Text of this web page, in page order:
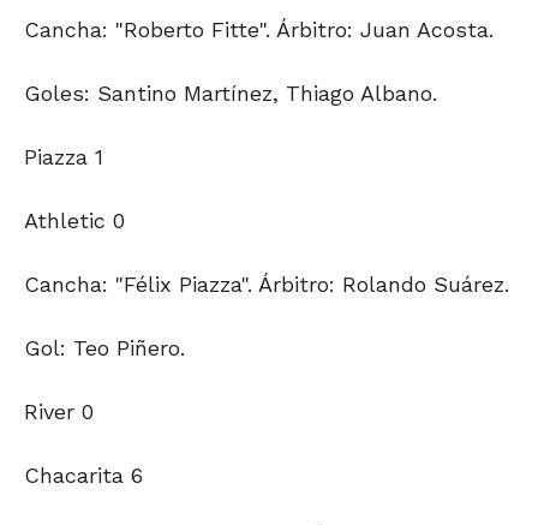
Cancha: "Roberto Fitte". Árbitro: Juan Acosta.
Goles: Santino Martínez, Thiago Albano.
Piazza 1
Athletic 0
Cancha: "Félix Piazza". Árbitro: Rolando Suárez.
Gol: Teo Piñero.
River 0
Chacarita 6